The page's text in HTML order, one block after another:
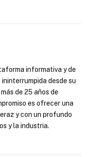
informativa y de
desde su
de 25 años de
es ofrecer una
y con un profundo
y la industria.